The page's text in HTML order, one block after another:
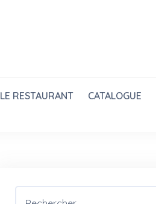
LE RESTAURANT CATALOGUE